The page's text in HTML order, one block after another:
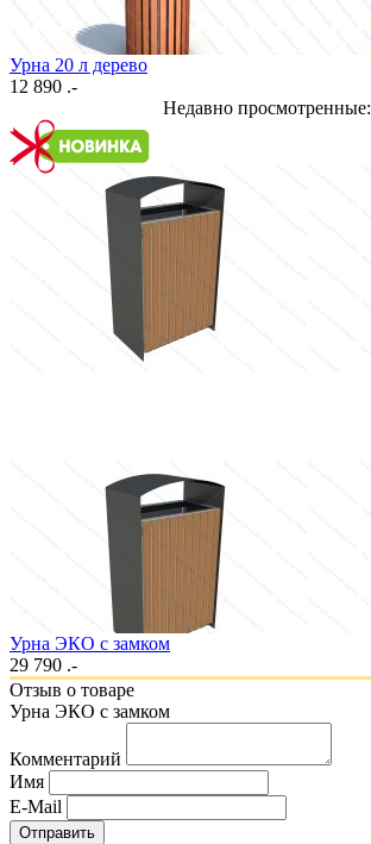
Урна 20 л дерево
12 890 .-
Недавно просмотренные:
Урна ЭКО с замком
29 790 .-
Отзыв о товаре
Урна ЭКО с замком
Комментарий
Имя
E-Mail
Отправить